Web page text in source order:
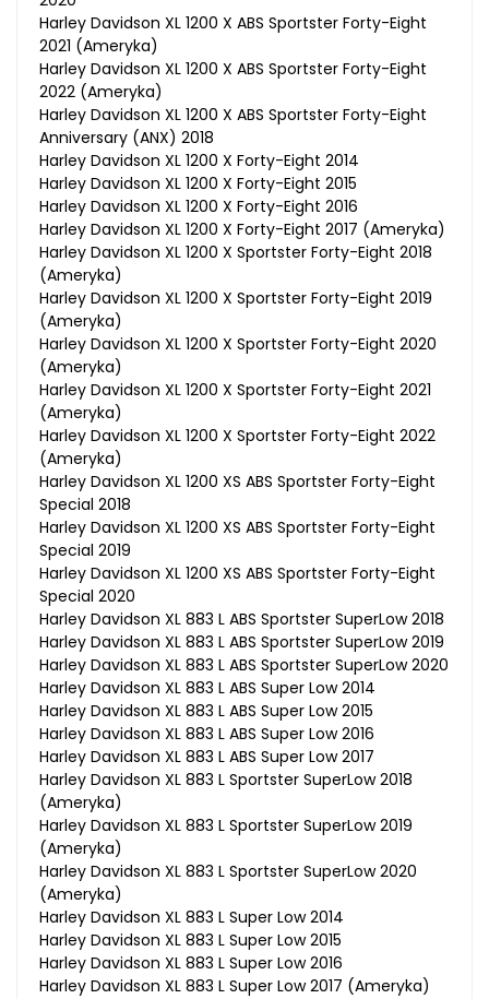
Harley Davidson XL 1200 X ABS Sportster Forty-Eight
2021 (Ameryka)
Harley Davidson XL 1200 X ABS Sportster Forty-Eight
2022 (Ameryka)
Harley Davidson XL 1200 X ABS Sportster Forty-Eight
Anniversary (ANX) 2018
Harley Davidson XL 1200 X Forty-Eight 2014
Harley Davidson XL 1200 X Forty-Eight 2015
Harley Davidson XL 1200 X Forty-Eight 2016
Harley Davidson XL 1200 X Forty-Eight 2017 (Ameryka)
Harley Davidson XL 1200 X Sportster Forty-Eight 2018
(Ameryka)
Harley Davidson XL 1200 X Sportster Forty-Eight 2019
(Ameryka)
Harley Davidson XL 1200 X Sportster Forty-Eight 2020
(Ameryka)
Harley Davidson XL 1200 X Sportster Forty-Eight 2021
(Ameryka)
Harley Davidson XL 1200 X Sportster Forty-Eight 2022
(Ameryka)
Harley Davidson XL 1200 XS ABS Sportster Forty-Eight
Special 2018
Harley Davidson XL 1200 XS ABS Sportster Forty-Eight
Special 2019
Harley Davidson XL 1200 XS ABS Sportster Forty-Eight
Special 2020
Harley Davidson XL 883 L ABS Sportster SuperLow 2018
Harley Davidson XL 883 L ABS Sportster SuperLow 2019
Harley Davidson XL 883 L ABS Sportster SuperLow 2020
Harley Davidson XL 883 L ABS Super Low 2014
Harley Davidson XL 883 L ABS Super Low 2015
Harley Davidson XL 883 L ABS Super Low 2016
Harley Davidson XL 883 L ABS Super Low 2017
Harley Davidson XL 883 L Sportster SuperLow 2018
(Ameryka)
Harley Davidson XL 883 L Sportster SuperLow 2019
(Ameryka)
Harley Davidson XL 883 L Sportster SuperLow 2020
(Ameryka)
Harley Davidson XL 883 L Super Low 2014
Harley Davidson XL 883 L Super Low 2015
Harley Davidson XL 883 L Super Low 2016
Harley Davidson XL 883 L Super Low 2017 (Ameryka)